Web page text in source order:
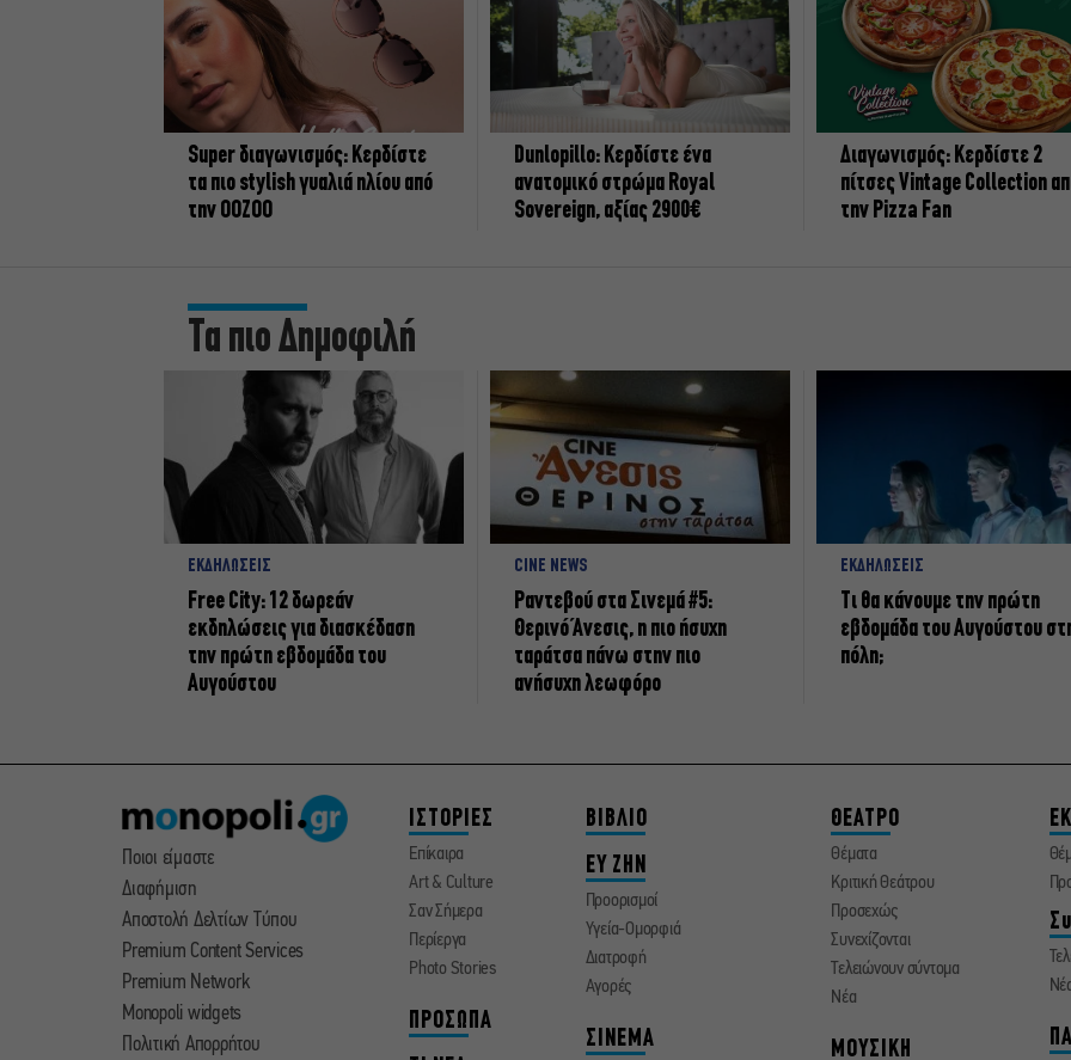
Super διαγωνισμός: Κερδίστε
τα πιο stylish γυαλιά ηλίου από
την OOZOO
Dunlopillo: Κερδίστε ένα
ανατομικό στρώμα Royal
Sovereign, αξίας 2900€
Διαγωνισμός: Κερδίστε 2
πίτσες Vintage Collection
την Pizza Fan
Τα πιο Δημοφιλή
ΕΚΔΗΛΩΣΕΙΣ
Free City: 12 δωρεάν
εκδηλώσεις για διασκέδαση
την πρώτη εβδομάδα του
Αυγούστου
CINE NEWS
Ραντεβού στα Σινεμά #5:
Θερινό Άνεσις, η πιο ήσυχη
ταράτσα πάνω στην πιο
ανήσυχη λεωφόρο
ΕΚΔΗΛΩΣΕΙΣ
Τι θα κάνουμε την πρώτη
εβδομάδα του Αυγούστου
πόλη;
Ποιοι είμαστε
Διαφήμιση
Αποστολή Δελτίων Τύπου
Premium Content Services
Premium Network
Monopoli widgets
Πολιτική Απορρήτου
ΙΣΤΟΡΙΕΣ
Επίκαιρα
Art & Culture
Σαν Σήμερα
Περίεργα
Photo Stories
ΠΡΟΣΩΠΑ
ΒΙΒΛΙΟ
ΕΥ ΖΗΝ
Προορισμοί
Υγεία-Ομορφιά
Διατροφή
Αγορές
ΣΙΝΕΜΑ
ΘΕΑΤΡΟ
Θέματα
Κριτική Θεάτρου
Προσεχώς
Συνεχίζονται
Τελειώνουν σύντομα
Νέα
ΜΟΥΣΙΚΗ